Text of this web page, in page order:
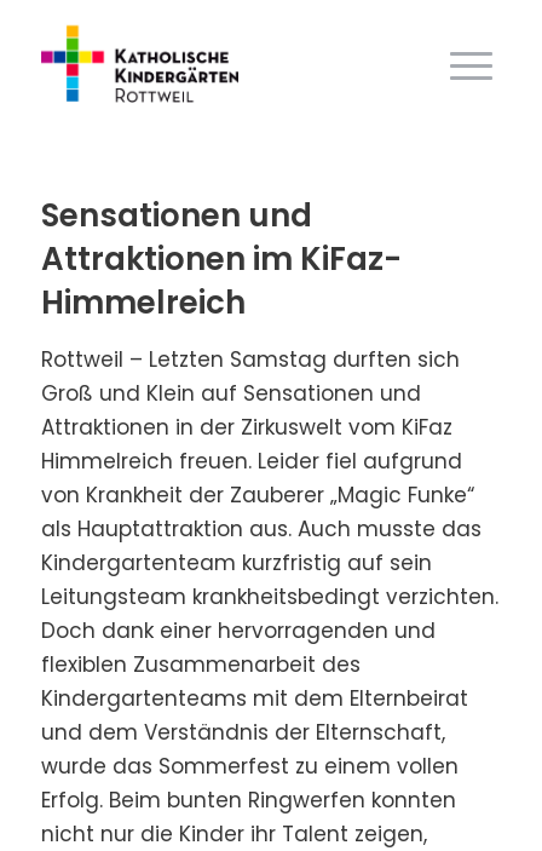
Sensationen und
Attraktionen im KiFaz-
Himmelreich
Rottweil – Letzten Samstag durften sich
Groß und Klein auf Sensationen und
Attraktionen in der Zirkuswelt vom KiFaz
Himmelreich freuen. Leider fiel aufgrund
von Krankheit der Zauberer „Magic Funke“
als Hauptattraktion aus. Auch musste das
Kindergartenteam kurzfristig auf sein
Leitungsteam krankheitsbedingt verzichten.
Doch dank einer hervorragenden und
flexiblen Zusammenarbeit des
Kindergartenteams mit dem Elternbeirat
und dem Verständnis der Elternschaft,
wurde das Sommerfest zu einem vollen
Erfolg. Beim bunten Ringwerfen konnten
nicht nur die Kinder ihr Talent zeigen,